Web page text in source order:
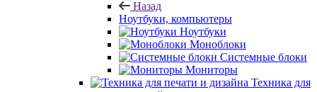
Назад
Ноутбуки, компьютеры
Ноутбуки
Моноблоки
Системные блоки
Мониторы
Техника для